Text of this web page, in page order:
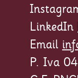
LinkedIn
Email
P. Iva